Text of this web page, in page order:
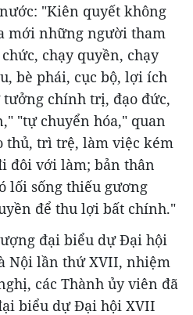
"Kiên quyết không
mới những người tham
chạy quyền, chạy
bè phái, cục bộ, lợi ích
chính trị, đạo đức,
"tự chuyển hóa," quan
thủ, trì trệ, làm việc kém
đôi với làm; bản thân
lối sống thiếu gương
để thu lợi bất chính."
đại biểu dự Đại hội
Nội lần thứ XVII, nhiệm
các Thành ủy viên đã
biểu dự Đại hội XVII